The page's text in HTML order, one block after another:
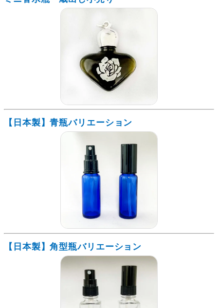
【日本製】青瓶バリエーション
【日本製】角型瓶バリエーション